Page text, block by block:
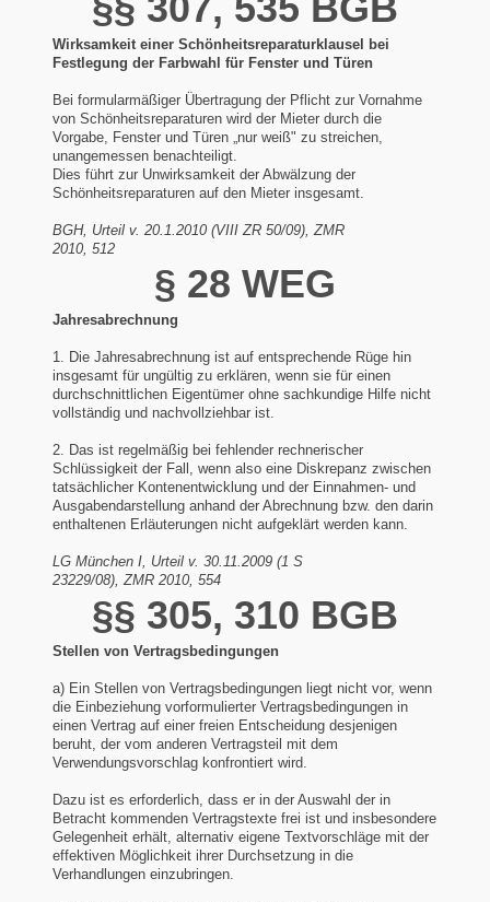
§§ 307, 535 BGB
Wirksamkeit einer Schönheitsreparaturklausel bei
Festlegung der Farbwahl für Fenster und Türen
Bei formularmäßiger Übertragung der Pflicht zur Vornahme
von Schönheitsreparaturen wird der Mieter durch die
Vorgabe, Fenster und Türen „nur weiß" zu streichen,
unangemessen benachteiligt.
Dies führt zur Unwirksamkeit der Abwälzung der
Schönheitsreparaturen auf den Mieter insgesamt.
BGH, Urteil v. 20.1.2010 (VIII ZR 50/09), ZMR
2010, 512
§ 28 WEG
Jahresabrechnung
1. Die Jahresabrechnung ist auf entsprechende Rüge hin
insgesamt für ungültig zu erklären, wenn sie für einen
durchschnittlichen Eigentümer ohne sachkundige Hilfe nicht
vollständig und nachvollziehbar ist.
2. Das ist regelmäßig bei fehlender rechnerischer
Schlüssigkeit der Fall, wenn also eine Diskrepanz zwischen
tatsächlicher Kontenentwicklung und der Einnahmen- und
Ausgabendarstellung anhand der Abrechnung bzw. den darin
enthaltenen Erläuterungen nicht aufgeklärt werden kann.
LG München I, Urteil v. 30.11.2009 (1 S
23229/08), ZMR 2010, 554
§§ 305, 310 BGB
Stellen von Vertragsbedingungen
a) Ein Stellen von Vertragsbedingungen liegt nicht vor, wenn
die Einbeziehung vorformulierter Vertragsbedingungen in
einen Vertrag auf einer freien Entscheidung desjenigen
beruht, der vom anderen Vertragsteil mit dem
Verwendungsvorschlag konfrontiert wird.
Dazu ist es erforderlich, dass er in der Auswahl der in
Betracht kommenden Vertragstexte frei ist und insbesondere
Gelegenheit erhält, alternativ eigene Textvorschläge mit der
effektiven Möglichkeit ihrer Durchsetzung in die
Verhandlungen einzubringen.